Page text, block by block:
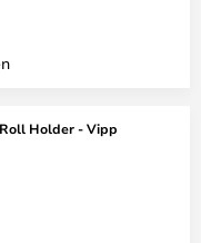
Holder - Vipp